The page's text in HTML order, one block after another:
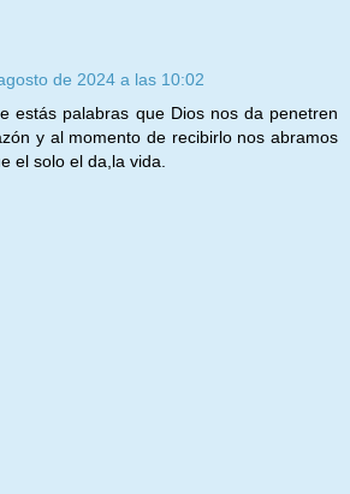
de 2024 a las 10:02
estás palabras que Dios nos da penetren
y al momento de recibirlo nos abramos
el solo el da,la vida.